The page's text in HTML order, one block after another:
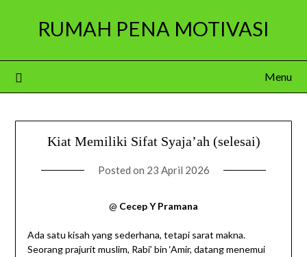
RUMAH PENA MOTIVASI
Menu
Kiat Memiliki Sifat Syaja’ah (selesai)
Posted on 23 April 2026
@ Cecep Y Pramana
Ada satu kisah yang sederhana, tetapi sarat makna.
Seorang prajurit muslim, Rabi’ bin ‘Amir, datang menemui